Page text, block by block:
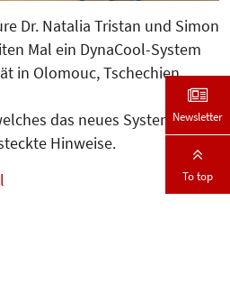
Dr. Natalia Tristan und Simon
Mal ein DynaCool-System
in Olomouc, Tschechien,
das neues System ist?
Hinweise.
Newsletter
To top